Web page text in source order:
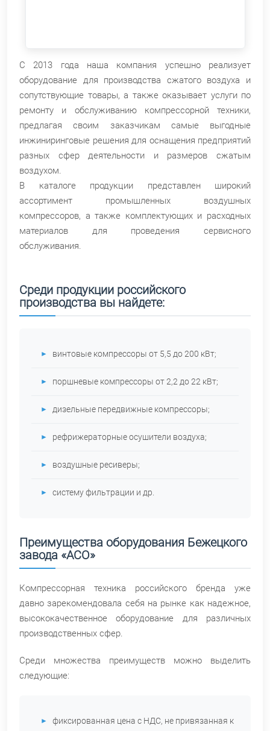
C 2013 года наша компания успешно реализует
оборудование для производства сжатого воздуха и
сопутствующие товары, а также оказывает услуги по
ремонту и обслуживанию компрессорной техники,
предлагая своим заказчикам самые выгодные
инжиниринговые решения для оснащения предприятий
разных сфер деятельности и размеров сжатым
воздухом.
В каталоге продукции представлен широкий
ассортимент промышленных воздушных
компрессоров, а также комплектующих и расходных
материалов для проведения сервисного
обслуживания.
Среди продукции российского
производства вы найдете:
винтовые компрессоры от 5,5 до 200 кВт;
поршневые компрессоры от 2,2 до 22 кВт;
дизельные передвижные компрессоры;
рефрижераторные осушители воздуха;
воздушные ресиверы;
систему фильтрации и др.
Преимущества оборудования Бежецкого
завода «АСО»
Компрессорная техника российского бренда уже
давно зарекомендовала себя на рынке как надежное,
высококачественное оборудование для различных
производственных сфер.
Среди множества преимуществ можно выделить
следующие:
фиксированная цена с НДС, не привязанная к